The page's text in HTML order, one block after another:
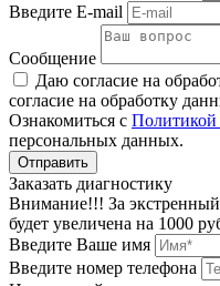
Введите E-mail
Сообщение
Даю согласие на
согласие на обработку
Ознакомиться с Политикой
персональных данных.
Заказать диагностику
Внимание!!! За
будет увеличена на 1000
Введите Ваше имя
Введите номер телефона